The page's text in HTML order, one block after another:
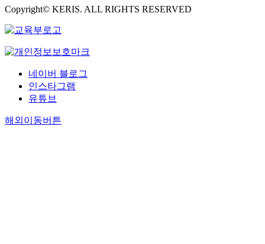
Copyright© KERIS. ALL RIGHTS RESERVED
네이버 블로그
인스타그램
유튜브
해외이동버튼